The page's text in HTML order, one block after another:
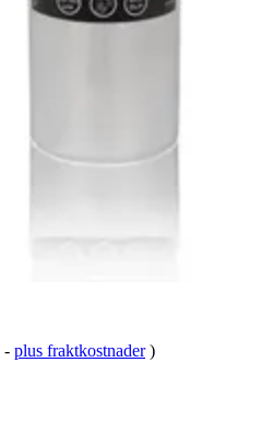
- plus fraktkostnader )